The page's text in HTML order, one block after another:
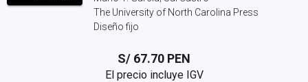
The University of North Carolina Press
Diseño fijo
S/ 67.70 PEN
El precio incluye IGV